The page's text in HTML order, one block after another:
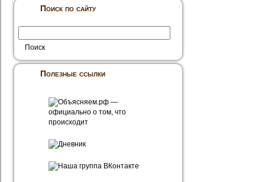
Поиск по сайту
Полезные ссылки